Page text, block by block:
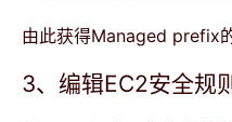
由此获得Managed prefix的
3、编辑EC2安全规